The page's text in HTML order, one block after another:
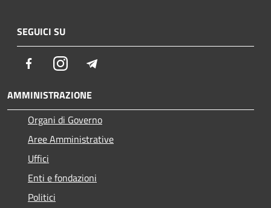
SEGUICI SU
FacebookInstagram
AMMINISTRAZIONE
Organi di Governo
Aree Amministrative
Uffici
Enti e fondazioni
Politici